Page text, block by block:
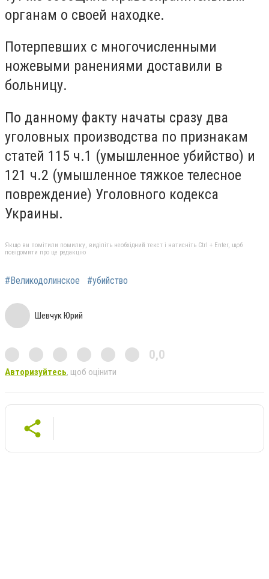
органам о своей находке.
Потерпевших с многочисленными
ножевыми ранениями доставили в
больницу.
По данному факту начаты сразу два
уголовных производства по признакам
статей 115 ч.1 (умышленное убийство) и
121 ч.2 (умышленное тяжкое телесное
повреждение) Уголовного кодекса
Украины.
Якщо ви помітили помилку, виділіть необхідний текст і натисніть Ctrl + Enter, щоб
повідомити про це редакцію
#Великодолинское #убийство
Шевчук Юрий
0,0
Авторизуйтесь, щоб оцінити